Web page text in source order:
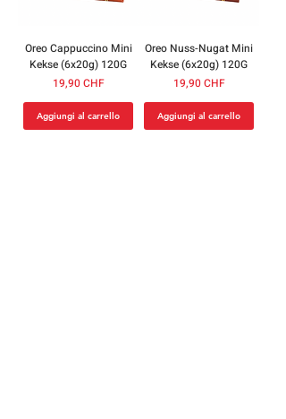
Oreo Cappuccino Mini
Kekse (6x20g) 120G
Prezzo
19,90 CHF
Aggiungi al carrello
Oreo Nuss-Nugat Mini
Kekse (6x20g) 120G
Prezzo
19,90 CHF
Aggiungi al carrello